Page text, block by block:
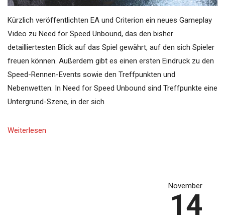
Kürzlich veröffentlichten EA und Criterion ein neues Gameplay
Video zu Need for Speed Unbound, das den bisher
detailliertesten Blick auf das Spiel gewährt, auf den sich Spieler
freuen können. Außerdem gibt es einen ersten Eindruck zu den
Speed-Rennen-Events sowie den Treffpunkten und
Nebenwetten. In Need for Speed Unbound sind Treffpunkte eine
Untergrund-Szene, in der sich
Weiterlesen
November
14